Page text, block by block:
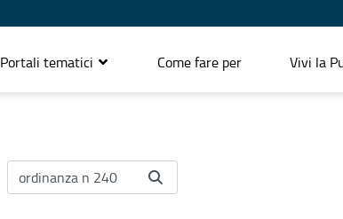
Portali tematici Come fare per Vivi la